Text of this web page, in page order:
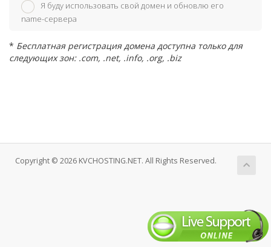
Я буду использовать свой домен и обновлю его
name-сервера
* Бесплатная регистрация домена доступна только для
следующих зон: .com, .net, .info, .org, .biz
Copyright © 2026 KVCHOSTING.NET. All Rights Reserved.